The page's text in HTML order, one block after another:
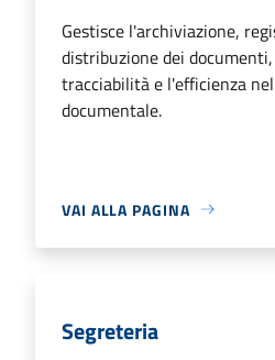
Gestisce l'archiviazione,
distribuzione dei
tracciabilità e l'efficienza
documentale.
VAI ALLA PAGINA
Segreteria